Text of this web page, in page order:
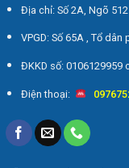
Địa chỉ: Số 2A, Ngõ
VPGD: Số 65A , Tổ
ĐKKD số: 0106129959
Điện thoại: